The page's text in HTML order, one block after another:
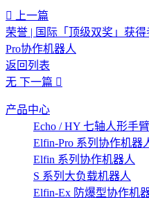
上一篇
荣誉 | 国际「顶级双奖」获
Pro协作机器人
返回列表
无 下一篇
产品中心
Echo / HY 七轴人形手
Elfin-Pro 系列协作机器
Elfin 系列协作机器人
S 系列大负载机器人
Elfin-Ex 防爆型协作机